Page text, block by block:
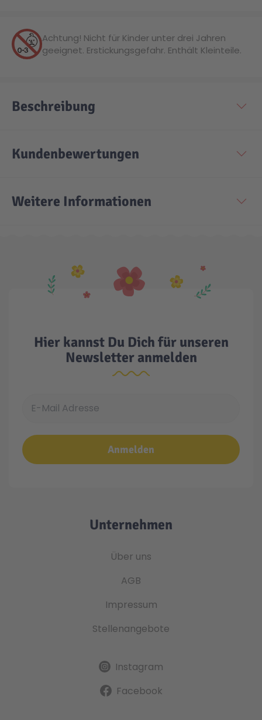
Achtung! Nicht für Kinder unter drei Jahren
geeignet. Erstickungsgefahr. Enthält Kleinteile.
Beschreibung
Kundenbewertungen
Weitere Informationen
Hier kannst Du Dich für unseren
Newsletter anmelden
Anmelden
Unternehmen
Über uns
AGB
Impressum
Stellenangebote
Instagram
Facebook